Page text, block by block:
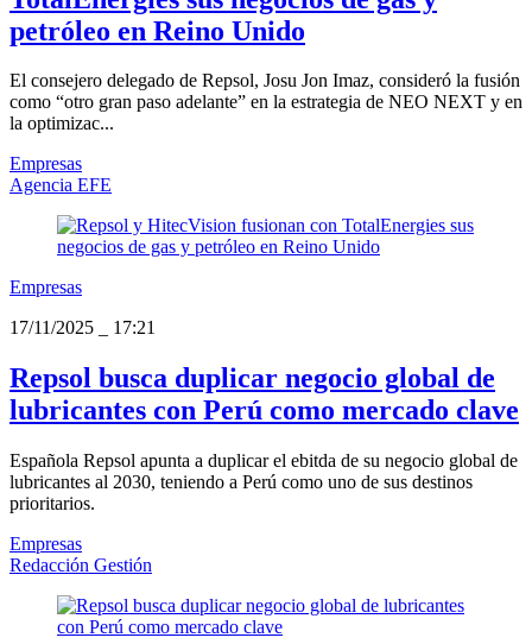
petróleo en Reino Unido
El consejero delegado de Repsol, Josu Jon Imaz, consideró la fusión
como “otro gran paso adelante” en la estrategia de NEO NEXT y en
la optimizac...
Empresas
Agencia EFE
Empresas
17/11/2025
17:21
Repsol busca duplicar negocio global de
lubricantes con Perú como mercado clave
Española Repsol apunta a duplicar el ebitda de su negocio global de
lubricantes al 2030, teniendo a Perú como uno de sus destinos
prioritarios.
Empresas
Redacción Gestión